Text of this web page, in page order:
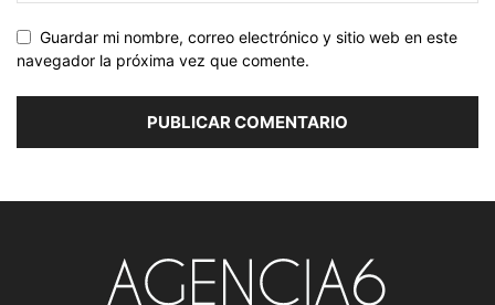
Guardar mi nombre, correo electrónico y sitio web en este
navegador la próxima vez que comente.